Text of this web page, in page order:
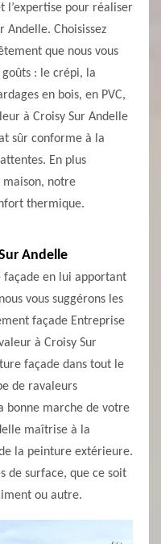
l’expertise pour réaliser
Andelle. Choisissez
que nous vous
: le crépi, la
en bois, en PVC,
à Croisy Sur Andelle
sûr conforme à la
En plus
maison, notre
thermique.
Andelle
façade en lui apportant
vous suggérons les
façade Entreprise
à Croisy Sur
façade dans tout le
de ravaleurs
bonne marche de votre
maîtrise à la
la peinture extérieure.
de surface, que ce soit
ou autre.